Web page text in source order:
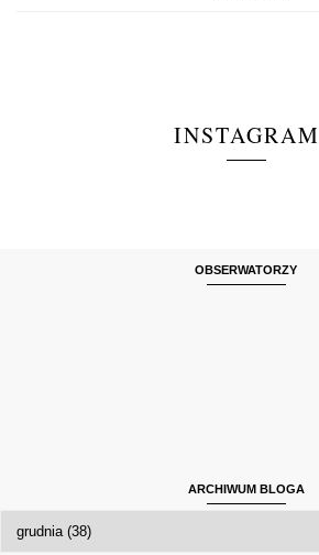
INSTAGRAM
OBSERWATORZY
ARCHIWUM BLOGA